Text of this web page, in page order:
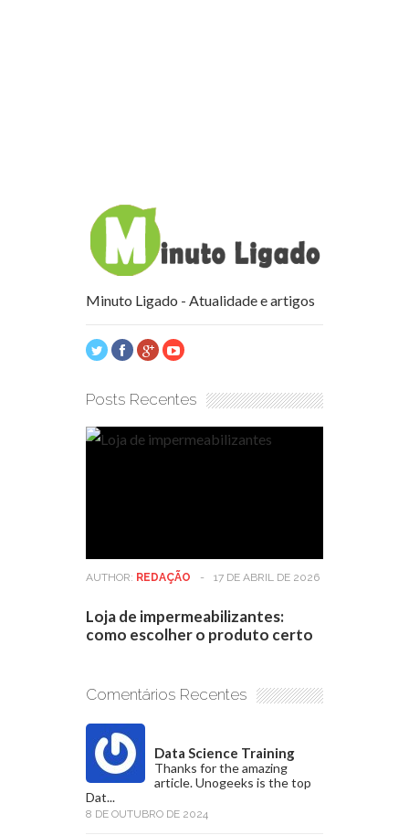
Minuto Ligado - Atualidade e artigos
Posts Recentes
AUTHOR: REDAÇÃO - 17 DE ABRIL DE 2026
Loja de impermeabilizantes:
como escolher o produto certo
Comentários Recentes
Data Science Training
Thanks for the amazing
article. Unogeeks is the top
Dat...
8 DE OUTUBRO DE 2024